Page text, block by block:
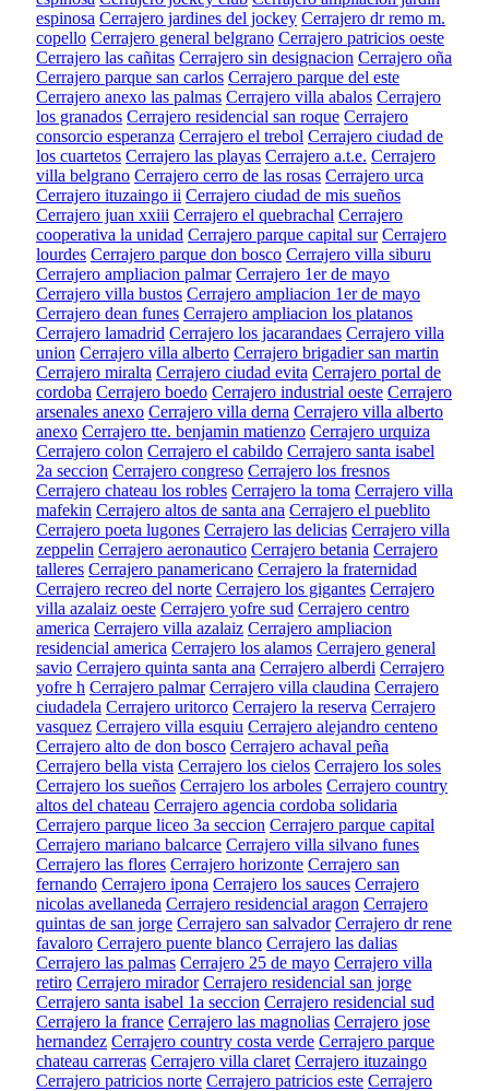
espinosa Cerrajero jardines del jockey Cerrajero dr remo m.
copello Cerrajero general belgrano Cerrajero patricios oeste
Cerrajero las cañitas Cerrajero sin designacion Cerrajero oña
Cerrajero parque san carlos Cerrajero parque del este
Cerrajero anexo las palmas Cerrajero villa abalos Cerrajero
los granados Cerrajero residencial san roque Cerrajero
consorcio esperanza Cerrajero el trebol Cerrajero ciudad de
los cuartetos Cerrajero las playas Cerrajero a.t.e. Cerrajero
villa belgrano Cerrajero cerro de las rosas Cerrajero urca
Cerrajero ituzaingo ii Cerrajero ciudad de mis sueños
Cerrajero juan xxiii Cerrajero el quebrachal Cerrajero
cooperativa la unidad Cerrajero parque capital sur Cerrajero
lourdes Cerrajero parque don bosco Cerrajero villa siburu
Cerrajero ampliacion palmar Cerrajero 1er de mayo
Cerrajero villa bustos Cerrajero ampliacion 1er de mayo
Cerrajero dean funes Cerrajero ampliacion los platanos
Cerrajero lamadrid Cerrajero los jacarandaes Cerrajero villa
union Cerrajero villa alberto Cerrajero brigadier san martin
Cerrajero miralta Cerrajero ciudad evita Cerrajero portal de
cordoba Cerrajero boedo Cerrajero industrial oeste Cerrajero
arsenales anexo Cerrajero villa derna Cerrajero villa alberto
anexo Cerrajero tte. benjamin matienzo Cerrajero urquiza
Cerrajero colon Cerrajero el cabildo Cerrajero santa isabel
2a seccion Cerrajero congreso Cerrajero los fresnos
Cerrajero chateau los robles Cerrajero la toma Cerrajero villa
mafekin Cerrajero altos de santa ana Cerrajero el pueblito
Cerrajero poeta lugones Cerrajero las delicias Cerrajero villa
zeppelin Cerrajero aeronautico Cerrajero betania Cerrajero
talleres Cerrajero panamericano Cerrajero la fraternidad
Cerrajero recreo del norte Cerrajero los gigantes Cerrajero
villa azalaiz oeste Cerrajero yofre sud Cerrajero centro
america Cerrajero villa azalaiz Cerrajero ampliacion
residencial america Cerrajero los alamos Cerrajero general
savio Cerrajero quinta santa ana Cerrajero alberdi Cerrajero
yofre h Cerrajero palmar Cerrajero villa claudina Cerrajero
ciudadela Cerrajero uritorco Cerrajero la reserva Cerrajero
vasquez Cerrajero villa esquiu Cerrajero alejandro centeno
Cerrajero alto de don bosco Cerrajero achaval peña
Cerrajero bella vista Cerrajero los cielos Cerrajero los soles
Cerrajero los sueños Cerrajero los arboles Cerrajero country
altos del chateau Cerrajero agencia cordoba solidaria
Cerrajero parque liceo 3a seccion Cerrajero parque capital
Cerrajero mariano balcarce Cerrajero villa silvano funes
Cerrajero las flores Cerrajero horizonte Cerrajero san
fernando Cerrajero ipona Cerrajero los sauces Cerrajero
nicolas avellaneda Cerrajero residencial aragon Cerrajero
quintas de san jorge Cerrajero san salvador Cerrajero dr rene
favaloro Cerrajero puente blanco Cerrajero las dalias
Cerrajero las palmas Cerrajero 25 de mayo Cerrajero villa
retiro Cerrajero mirador Cerrajero residencial san jorge
Cerrajero santa isabel 1a seccion Cerrajero residencial sud
Cerrajero la france Cerrajero las magnolias Cerrajero jose
hernandez Cerrajero country costa verde Cerrajero parque
chateau carreras Cerrajero villa claret Cerrajero ituzaingo
Cerrajero patricios norte Cerrajero patricios este Cerrajero